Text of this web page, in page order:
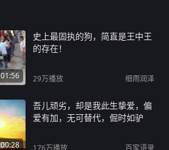
01:56
史上最固执的狗，简直是王中王
的存在！
29万播放 细雨润泽
00:28
吾儿顽劣，却是我此生挚爱，偏
爱有加，无可替代，倔时如驴
176万播放 百家语录